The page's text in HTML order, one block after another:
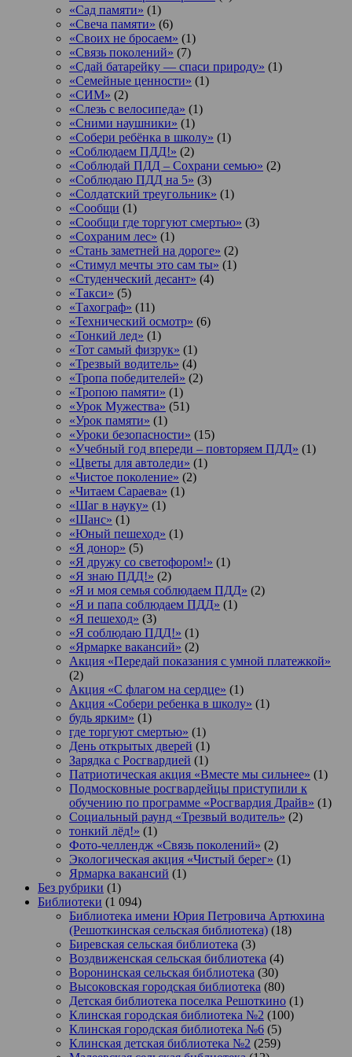
«Сад памяти» (1)
«Свеча памяти» (6)
«Своих не бросаем» (1)
«Связь поколений» (7)
«Сдай батарейку — спаси природу» (1)
«Семейные ценности» (1)
«СИМ» (2)
«Слезь с велосипеда» (1)
«Сними наушники» (1)
«Собери ребёнка в школу» (1)
«Соблюдаем ПДД!» (2)
«Соблюдай ПДД – Сохрани семью» (2)
«Соблюдаю ПДД на 5» (3)
«Солдатский треугольник» (1)
«Сообщи (1)
«Сообщи где торгуют смертью» (3)
«Сохраним лес» (1)
«Стань заметней на дороге» (2)
«Стимул мечты это сам ты» (1)
«Студенческий десант» (4)
«Такси» (5)
«Тахограф» (11)
«Технический осмотр» (6)
«Тонкий лед» (1)
«Тот самый физрук» (1)
«Трезвый водитель» (4)
«Тропа победителей» (2)
«Тропою памяти» (1)
«Урок Мужества» (51)
«Урок памяти» (1)
«Уроки безопасности» (15)
«Учебный год впереди – повторяем ПДД» (1)
«Цветы для автоледи» (1)
«Чистое поколение» (2)
«Читаем Сараева» (1)
«Шаг в науку» (1)
«Шанс» (1)
«Юный пешеход» (1)
«Я донор» (5)
«Я дружу со светофором!» (1)
«Я знаю ПДД!» (2)
«Я и моя семья соблюдаем ПДД» (2)
«Я и папа соблюдаем ПДД» (1)
«Я пешеход» (3)
«Я соблюдаю ПДД!» (1)
«Ярмарке вакансий» (2)
Акция «Передай показания с умной платежкой»
(2)
Акция «С флагом на сердце» (1)
Акция «Собери ребенка в школу» (1)
будь ярким» (1)
где торгуют смертью» (1)
День открытых дверей (1)
Зарядка с Росгвардией (1)
Патриотическая акция «Вместе мы сильнее» (1)
Подмосковные росгвардейцы приступили к
обучению по программе «Росгвардия Драйв» (1)
Социальный раунд «Трезвый водитель» (2)
тонкий лёд!» (1)
Фото-челлендж «Связь поколений» (2)
Экологическая акция «Чистый берег» (1)
Ярмарка вакансий (1)
Без рубрики (1)
Библиотеки (1 094)
Библиотека имени Юрия Петровича Артюхина
(Решоткинская сельская библиотека) (18)
Биревская сельская библиотека (3)
Воздвиженская сельская библиотека (4)
Воронинская сельская библиотека (30)
Высоковская городская библиотека (80)
Детская библиотека поселка Решоткино (1)
Клинская городская библиотека №2 (100)
Клинская городская библиотека №6 (5)
Клинская детская библиотека №2 (259)